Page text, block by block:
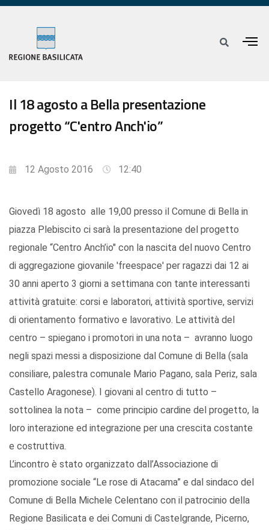
Il 18 agosto a Bella presentazione
progetto “C'entro Anch'io”
12 Agosto 2016 12:40
Giovedì 18 agosto alle 19,00 presso il Comune di Bella in
piazza Plebiscito ci sarà la presentazione del progetto
regionale “Centro Anch’io" con la nascita del nuovo Centro
di aggregazione giovanile 'freespace' per ragazzi dai 12 ai
30 anni aperto 3 giorni a settimana con tante interessanti
attività gratuite: corsi e laboratori, attività sportive, servizi
di orientamento formativo e lavorativo. Le attività del
centro – spiegano i promotori in una nota – avranno luogo
negli spazi messi a disposizione dal Comune di Bella (sala
consiliare, palestra comunale Mario Pagano, sala Periz, sala
Castello Aragonese). I giovani al centro di tutto –
sottolinea la nota – come principio cardine del progetto, la
loro interazione ed integrazione per una crescita costante
e costruttiva.
L’incontro è stato organizzato dall’Associazione di
promozione sociale “Le rose di Atacama” e dal sindaco del
Comune di Bella Michele Celentano con il patrocinio della
Regione Basilicata e dei Comuni di Castelgrande, Picerno,